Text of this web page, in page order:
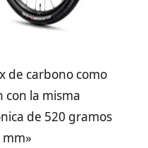
de carbono como
con la misma
de 520 gramos